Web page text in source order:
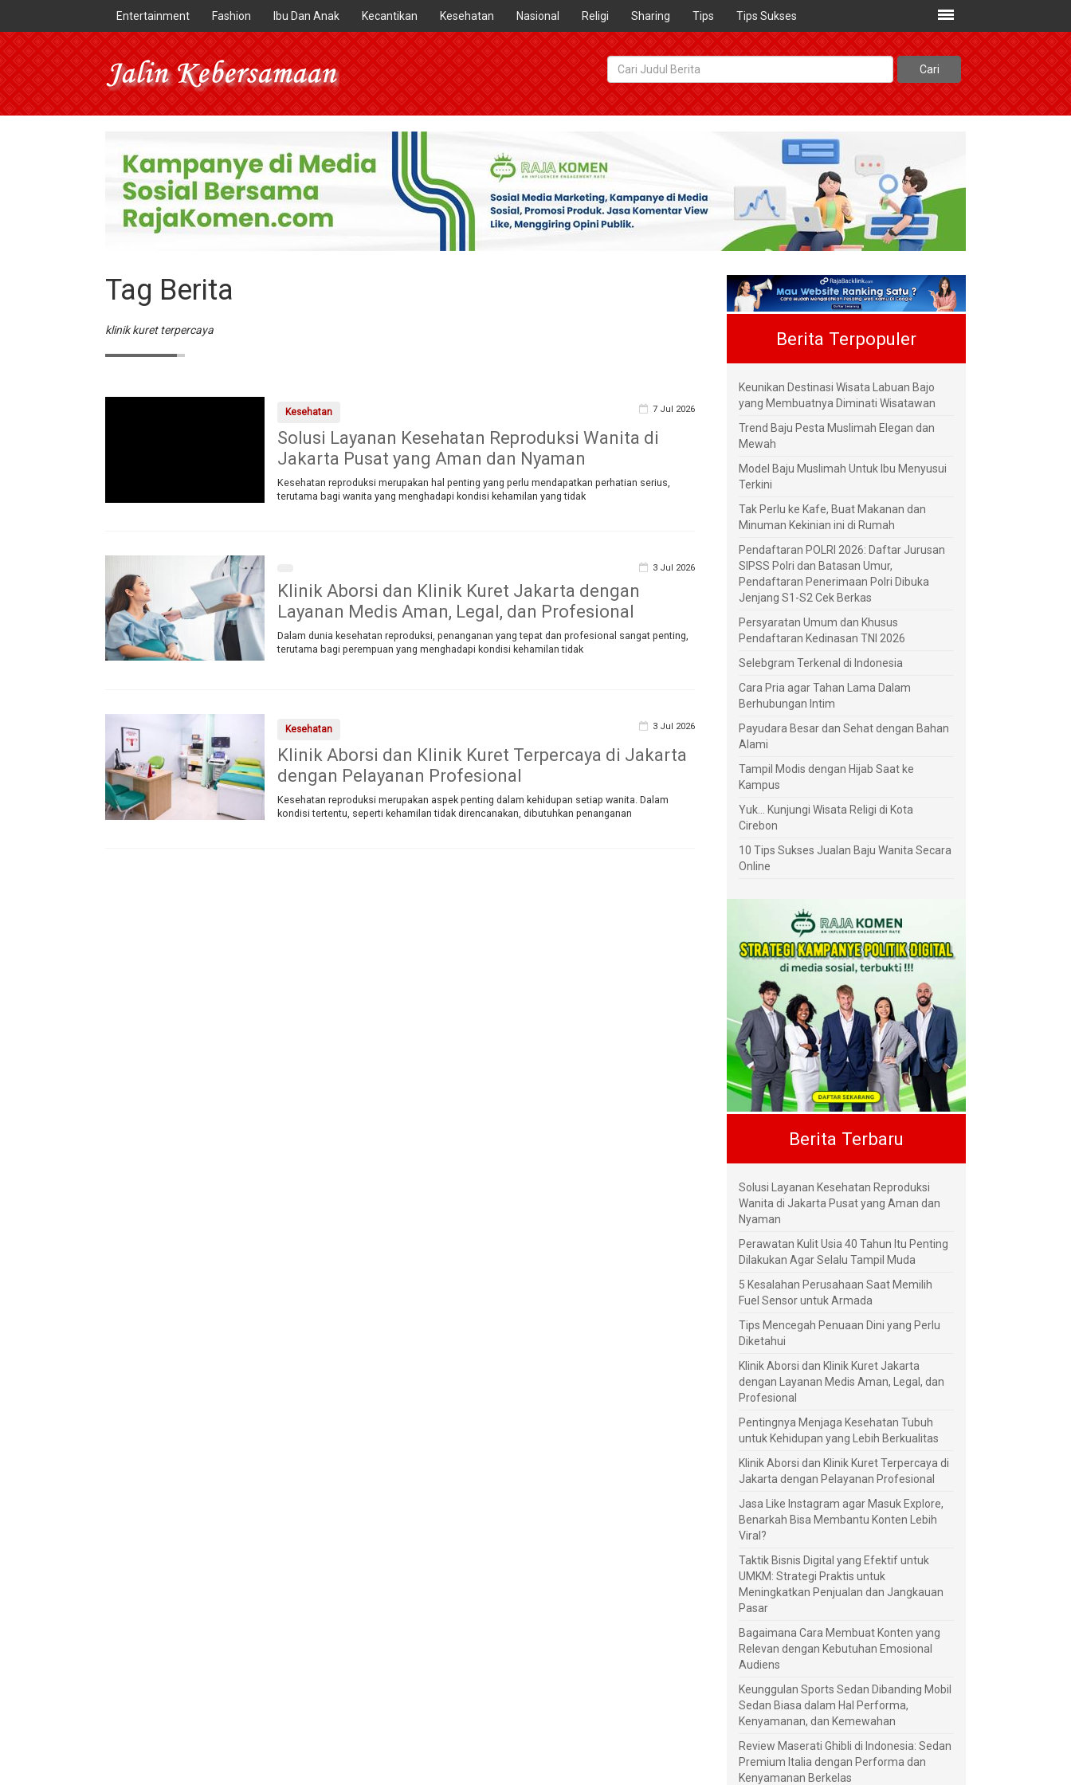
Entertainment Fashion Ibu Dan Anak Kecantikan Kesehatan Nasional Religi Sharing Tips Tips Sukses
Tag Berita
klinik kuret terpercaya
Kesehatan 7 Jul 2026
Solusi Layanan Kesehatan Reproduksi Wanita di
Jakarta Pusat yang Aman dan Nyaman
Kesehatan reproduksi merupakan hal penting yang perlu mendapatkan perhatian serius,
terutama bagi wanita yang menghadapi kondisi kehamilan yang tidak
3 Jul 2026
Klinik Aborsi dan Klinik Kuret Jakarta dengan
Layanan Medis Aman, Legal, dan Profesional
Dalam dunia kesehatan reproduksi, penanganan yang tepat dan profesional sangat penting,
terutama bagi perempuan yang menghadapi kondisi kehamilan tidak
Kesehatan 3 Jul 2026
Klinik Aborsi dan Klinik Kuret Terpercaya di Jakarta
dengan Pelayanan Profesional
Kesehatan reproduksi merupakan aspek penting dalam kehidupan setiap wanita. Dalam
kondisi tertentu, seperti kehamilan tidak direncanakan, dibutuhkan penanganan
Berita Terpopuler
Keunikan Destinasi Wisata Labuan Bajo
yang Membuatnya Diminati Wisatawan
Trend Baju Pesta Muslimah Elegan dan
Mewah
Model Baju Muslimah Untuk Ibu Menyusui
Terkini
Tak Perlu ke Kafe, Buat Makanan dan
Minuman Kekinian ini di Rumah
Pendaftaran POLRI 2026: Daftar Jurusan
SIPSS Polri dan Batasan Umur,
Pendaftaran Penerimaan Polri Dibuka
Jenjang S1-S2 Cek Berkas
Persyaratan Umum dan Khusus
Pendaftaran Kedinasan TNI 2026
Selebgram Terkenal di Indonesia
Cara Pria agar Tahan Lama Dalam
Berhubungan Intim
Payudara Besar dan Sehat dengan Bahan
Alami
Tampil Modis dengan Hijab Saat ke
Kampus
Yuk... Kunjungi Wisata Religi di Kota
Cirebon
10 Tips Sukses Jualan Baju Wanita Secara
Online
Berita Terbaru
Solusi Layanan Kesehatan Reproduksi
Wanita di Jakarta Pusat yang Aman dan
Nyaman
Perawatan Kulit Usia 40 Tahun Itu Penting
Dilakukan Agar Selalu Tampil Muda
5 Kesalahan Perusahaan Saat Memilih
Fuel Sensor untuk Armada
Tips Mencegah Penuaan Dini yang Perlu
Diketahui
Klinik Aborsi dan Klinik Kuret Jakarta
dengan Layanan Medis Aman, Legal, dan
Profesional
Pentingnya Menjaga Kesehatan Tubuh
untuk Kehidupan yang Lebih Berkualitas
Klinik Aborsi dan Klinik Kuret Terpercaya di
Jakarta dengan Pelayanan Profesional
Jasa Like Instagram agar Masuk Explore,
Benarkah Bisa Membantu Konten Lebih
Viral?
Taktik Bisnis Digital yang Efektif untuk
UMKM: Strategi Praktis untuk
Meningkatkan Penjualan dan Jangkauan
Pasar
Bagaimana Cara Membuat Konten yang
Relevan dengan Kebutuhan Emosional
Audiens
Keunggulan Sports Sedan Dibanding Mobil
Sedan Biasa dalam Hal Performa,
Kenyamanan, dan Kemewahan
Review Maserati Ghibli di Indonesia: Sedan
Premium Italia dengan Performa dan
Kenyamanan Berkelas